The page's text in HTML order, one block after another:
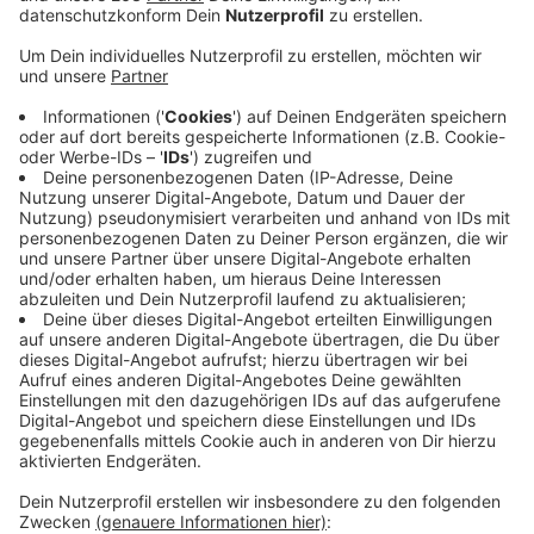
Anzeige
In den nächsten zwei Jahren wird in vielen Teilen des
Siegerlands von L-Gas auf H-Gas umgestellt. H-Gas
hat einen höheren Brennwert als L-Gas. Nötig macht
das der Rückgang der L-Gasaufkommens in
Deutschland. Mit der neuen Versorgung ist auch in
Zukunft eine sichere Belieferung möglich, heißt es in
einer Pressemitteilung. 2021 starten die Arbeiten mit
der Umstellung der Versorgung in Burbach und
Neunkirchen. Ein Jahr später soll auch in Netphen,
Wilnsdorf, Hilchenbach und Kreuztal umgestellt
werden. Weil H-Gas einen höheren Brennwert hat,
müssen manche Gasgeräte zunächst umgestellt
werden. Diese Arbeiten sollen Ende des Jahres
Anzeige